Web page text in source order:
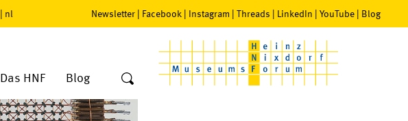
| nl Newsletter | Facebook | Instagram | Threads | LinkedIn | YouTube | Blog
Das HNF Blog